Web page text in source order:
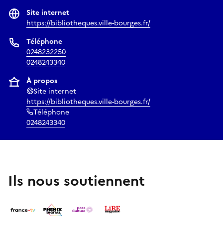
Site internet
https://bibliotheques.ville-bourges.fr/
Téléphone
0248232250
0248243340
À propos
Site internet
https://bibliotheques.ville-bourges.fr/
Téléphone
0248243340
Ils nous soutiennent